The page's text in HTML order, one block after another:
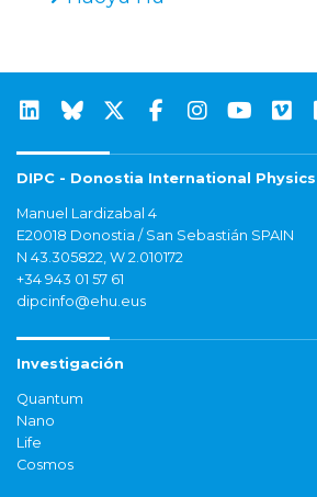
DIPC - Donostia International
Manuel Lardizabal 4
E20018 Donostia / San Sebastián SPAIN
N 43.305822, W 2.010172
+34 943 01 57 61
dipcinfo@ehu.eus
Investigación
Quantum
Nano
Life
Cosmos